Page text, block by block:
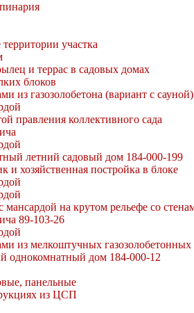
участка
и террас в садовых домах
блоков
из газозолобетона (вариант с
правления коллективного сада
летний садовый дом 184-000-199
и хозяйственная постройка в блоке
на крутом рельефе со
89-103-26
из мелкоштучных
однокомнатный дом 184-000-12
панельные
из ЦСП